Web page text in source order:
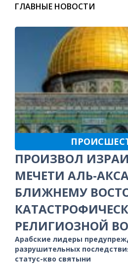
ГЛАВНЫЕ НОВОСТИ
ПРОИЗВОЛ
МЕЧЕТИ АЛЬ-
БЛИЖНЕМУ
РЕЛИГИОЗНОЙ
Арабские лидеры
разрушительных
статус-кво святыни